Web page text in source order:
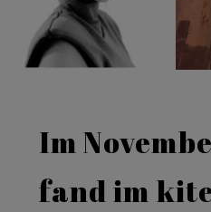
Im
fand im